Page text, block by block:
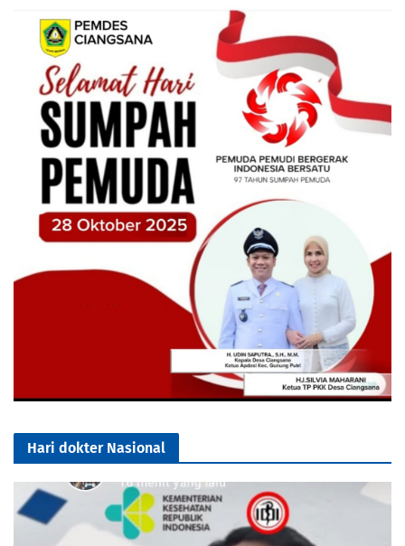
Hari dokter Nasional